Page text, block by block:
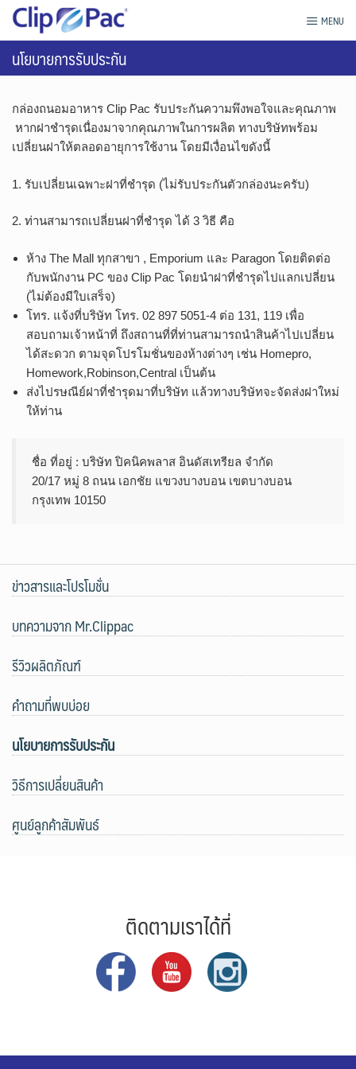
Skip
กล่องถนอมอาหาร Clip Pac MENU
นโยบายการรับประกัน
กล่องถนอมอาหาร Clip Pac รับประกันความพึงพอใจและคุณภาพ
หากฝาชำรุดเนื่องมาจากคุณภาพในการผลิต ทางบริษัทพร้อม
เปลี่ยนฝาให้ตลอดอายุการใช้งาน โดยมีเงื่อนไขดังนี้
1. รับเปลี่ยนเฉพาะฝาที่ชำรุด (ไม่รับประกันตัวกล่องนะครับ)
2. ท่านสามารถเปลี่ยนฝาที่ชำรุด ได้ 3 วิธี คือ
ห้าง The Mall ทุกสาขา , Emporium และ Paragon โดยติดต่อ
กับพนักงาน PC ของ Clip Pac โดยนำฝาที่ชำรุดไปแลกเปลี่ยน
(ไม่ต้องมีใบเสร็จ)
โทร. แจ้งที่บริษัท โทร. 02 897 5051-4 ต่อ 131, 119 เพื่อ
สอบถามเจ้าหน้าที่ ถึงสถานที่ที่ท่านสามารถนำสินค้าไปเปลี่ยน
ได้สะดวก ตามจุดโปรโมชั่นของห้างต่างๆ เช่น Homepro,
Homework,Robinson,Central เป็นต้น
ส่งไปรษณีย์ฝาที่ชำรุดมาที่บริษัท แล้วทางบริษัทจะจัดส่งฝาใหม่
ให้ท่าน
ชื่อ ที่อยู่ : บริษัท ปิคนิคพลาส อินดัสเทรียล จำกัด
20/17 หมู่ 8 ถนน เอกชัย แขวงบางบอน เขตบางบอน
กรุงเทพ 10150
ข่าวสารและโปรโมชั่น
บทความจาก Mr.Clippac
รีวิวผลิตภัณฑ์
คำถามที่พบบ่อย
นโยบายการรับประกัน
วิธีการเปลี่ยนสินค้า
ศูนย์ลูกค้าสัมพันธ์
ติดตามเราได้ที่